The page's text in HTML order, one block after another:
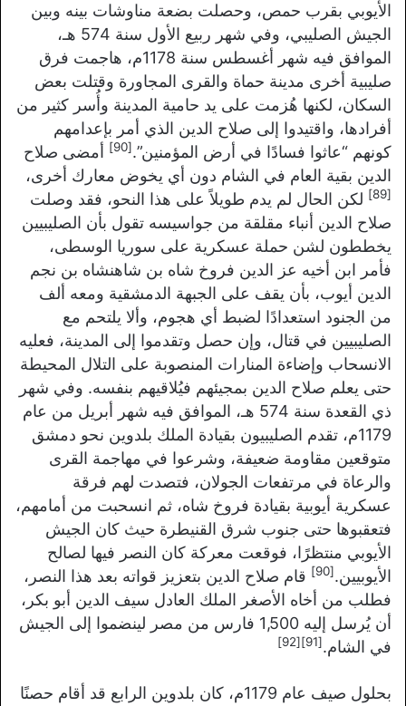
الأيوبي بقرب حمص، وحصلت بضعة مناوشات بينه وبين
الجيش الصليبي، وفي شهر ربيع الأول سنة 574 هـ،
الموافق فيه شهر أغسطس سنة 1178م، هاجمت فرق
صليبية أخرى مدينة حماة والقرى المجاورة وقتلت بعض
السكان، لكنها هُزمت على يد حامية المدينة وأُسر كثير من
أفرادها، واقتيدوا إلى صلاح الدين الذي أمر بإعدامهم
كونهم “عاثوا فسادًا في أرض المؤمنين”.[90]
أمضى صلاح
الدين بقية العام في الشام دون أي يخوض معارك أخرى،
[89]
لكن الحال لم يدم طويلاً على هذا النحو، فقد وصلت
صلاح الدين أنباء مقلقة من جواسيسه تقول بأن الصليبيين
يخططون لشن حملة عسكرية على سوريا الوسطى،
فأمر ابن أخيه عز الدين فروخ شاه بن شاهنشاه بن نجم
الدين أيوب، بأن يقف على الجبهة الدمشقية ومعه ألف
من الجنود استعدادًا لضبط أي هجوم، وألا يلتحم مع
الصليبيين في قتال، وإن حصل وتقدموا إلى المدينة، فعليه
الانسحاب وإضاءة المنارات المنصوبة على التلال المحيطة
حتى يعلم صلاح الدين بمجيئهم فيُلاقيهم بنفسه. وفي شهر
ذي القعدة سنة 574 هـ، الموافق فيه شهر أبريل من عام
1179م، تقدم الصليبيون بقيادة الملك بلدوين نحو دمشق
متوقعين مقاومة ضعيفة، وشرعوا في مهاجمة القرى
والرعاة في مرتفعات الجولان، فتصدت لهم فرقة
عسكرية أيوبية بقيادة فروخ شاه، ثم انسحبت من أمامهم،
فتعقبوها حتى جنوب شرق القنيطرة حيث كان الجيش
الأيوبي منتظرًا، فوقعت معركة كان النصر فيها لصالح
الأيوبيين.[90]
قام صلاح الدين بتعزيز قواته بعد هذا النصر،
فطلب من أخاه الأصغر الملك العادل سيف الدين أبو بكر،
أن يُرسل إليه 1,500 فارس من مصر لينضموا إلى الجيش
في الشام.[91]
[92]
بحلول صيف عام 1179م، كان بلدوين الرابع قد أقام حصنًا